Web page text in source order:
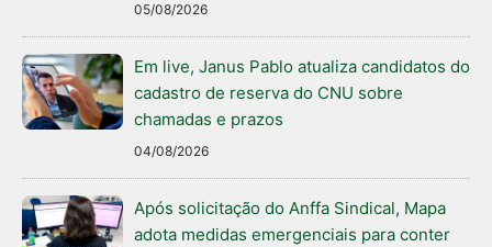
05/08/2026
Em live, Janus Pablo atualiza candidatos do
cadastro de reserva do CNU sobre
chamadas e prazos
04/08/2026
Após solicitação do Anffa Sindical, Mapa
adota medidas emergenciais para conter